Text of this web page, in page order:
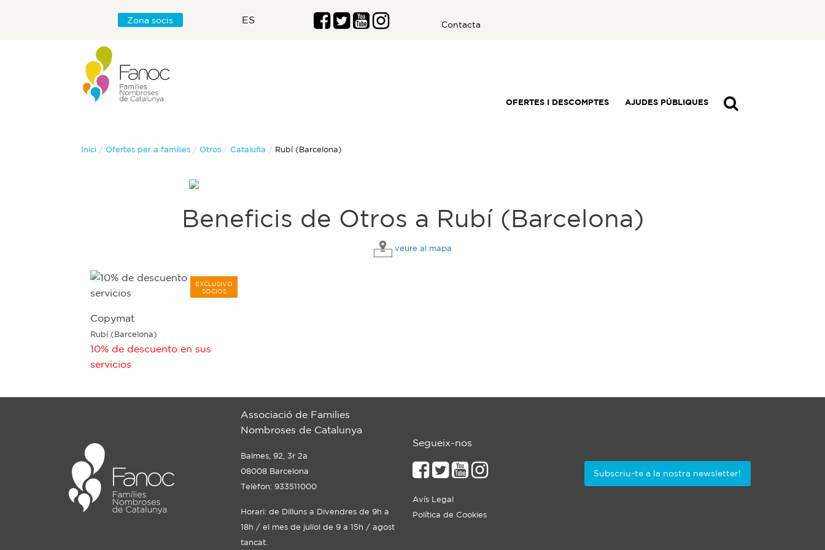
Zona socis ES Contacta
OFERTES I DESCOMPTES AJUDES PÚBLIQUES
Inici Ofertes per a famílies Otros Cataluña Actual:
Rubí (Barcelona)
Beneficis de Otros a Rubí (Barcelona)
veure al mapa
EXCLUSIVO
SOCIOS
Copymat
Rubí (Barcelona)
10% de descuento en sus
servicios
Associació de Families
Nombroses de Catalunya
Balmes, 92, 3r 2a
08008 Barcelona
Telèfon: 933511000
Horari: de Dilluns a Divendres de 9h a
18h / el mes de juliol de 9 a 15h / agost
tancat.
Segueix-nos
Avís Legal
Política de Cookies
Subscriu-te a la nostra newsletter!